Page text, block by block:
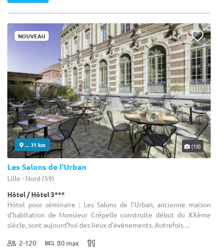
NOUVEAU
... 31 km (18)
Les Salons de l'Urban
Lille - Nord (59)
Hôtel / Hôtel 3***
Hôtel pour séminaire : Les Salons de l'Urban, ancienne maison
d'habitation de Monsieur Crépelle construite début du XXème
siècle, sont aujourd'hui des lieux d'évènements. Autrefois ...
2-120 80 max